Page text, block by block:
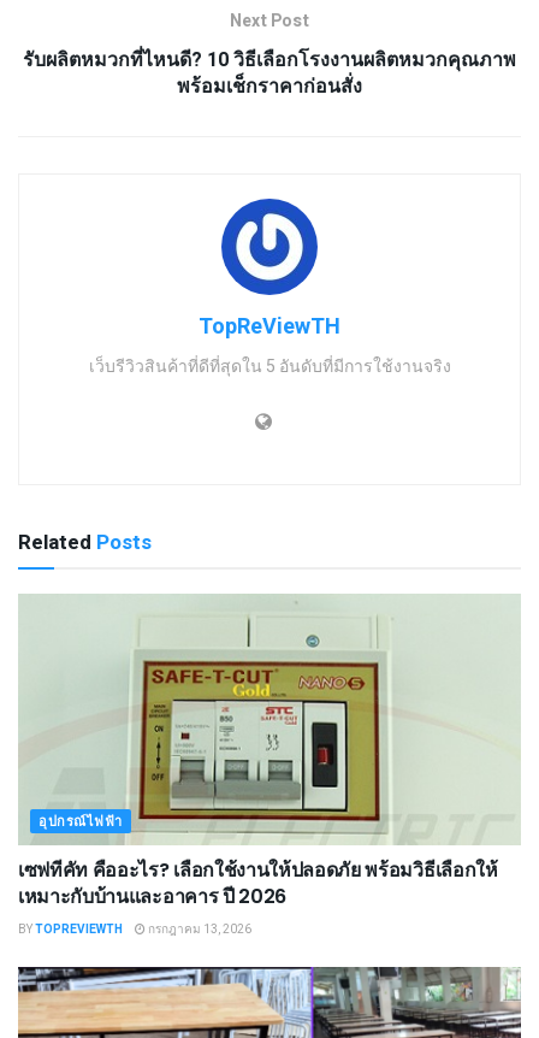
Next Post
รับผลิตหมวกที่ไหนดี? 10 วิธีเลือกโรงงานผลิตหมวกคุณภาพ
พร้อมเช็กราคาก่อนสั่ง
TopReViewTH
เว็บรีวิวสินค้าที่ดีที่สุดใน 5 อันดับที่มีการใช้งานจริง
Related Posts
อุปกรณ์ไฟฟ้า
เซฟทีคัท คืออะไร? เลือกใช้งานให้ปลอดภัย พร้อมวิธีเลือกให้
เหมาะกับบ้านและอาคาร ปี 2026
BYTOPREVIEWTH กรกฎาคม 13, 2026